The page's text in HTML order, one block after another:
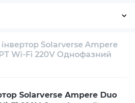
центр Технічна підтримка
Solarverse Ampere
Wi-Fi 220V Однофазний
Solarverse Ampere Duo